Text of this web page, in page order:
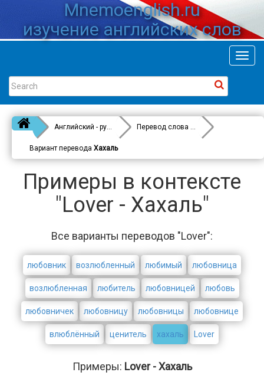
Mnemoenglish.ru
изучение английских слов
Английский - русский Перевод слова
Lover
Вариант перевода Хахаль
Примеры в контексте
"Lover - Хахаль"
Все варианты переводов "Lover":
любовник возлюбленный любимый любовница
возлюбленная любитель любовницей любовь
любовничек любовницу любовницы любовнице
влюблённый ценитель хахаль Lover
Примеры: Lover - Хахаль